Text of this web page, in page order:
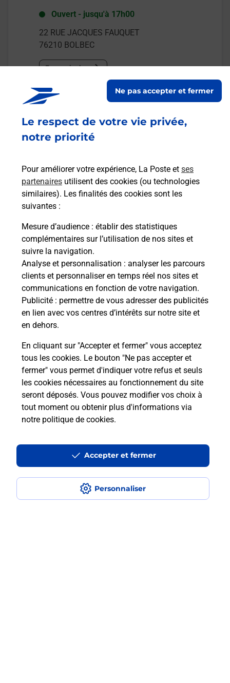
Le respect de votre vie privée,
notre priorité
Pour améliorer votre expérience, La Poste et ses
partenaires utilisent des cookies (ou technologies
similaires). Les finalités des cookies sont les
suivantes :
Mesure d’audience : établir des statistiques
complémentaires sur l’utilisation de nos sites et
suivre la navigation.
Analyse et personnalisation : analyser les parcours
clients et personnaliser en temps réel nos sites et
communications en fonction de votre navigation.
Publicité : permettre de vous adresser des publicités
en lien avec vos centres d’intérêts sur notre site et
en dehors.
En cliquant sur "Accepter et fermer" vous acceptez
tous les cookies. Le bouton "Ne pas accepter et
fermer" vous permet d'indiquer votre refus et seuls
les cookies nécessaires au fonctionnement du site
seront déposés. Vous pouvez modifier vos choix à
tout moment ou obtenir plus d'informations via
notre politique de cookies.
Personnaliser
Ne pas accepter et fermer
Accepter et fermer
Ouvert - jusqu'à 17h00
22 RUE JACQUES FAUQUET
76210 BOLBEC
En savoir plus
Malin !
La Poste
en ligne
Ouvert 24h/24
En savoir plus
Recherchez un autre point de contact
Questions fréquemment posées
Quel réseau utilise La Poste Mobile ?
Est-ce que je peux garder mon
numéro de mobile gratuitement ?
Est-ce que je peux bénéficier de la 5G
avec La Poste Mobile ?
à l’étranger avec La Poste Mobile ?
Est-ce que je peux payer mon
smartphone Samsung en plusieurs
fois avec La Poste Mobile ?